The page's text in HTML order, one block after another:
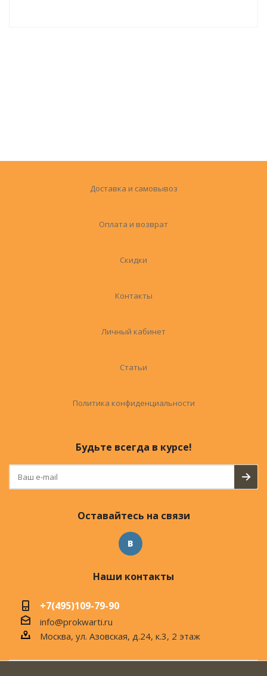
Доставка и самовывоз
Оплата и возврат
Скидки
Контакты
Личный кабинет
Статьи
Политика конфиденциальности
Будьте всегда в курсе!
Оставайтесь на связи
Наши контакты
+7(495)109-79-90
info@prokwarti.ru
Москва, ул. Азовская, д.24, к.3, 2 этаж